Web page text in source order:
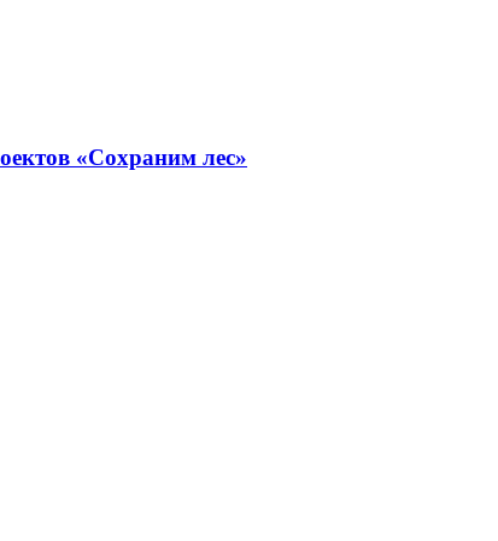
«Сохраним лес»